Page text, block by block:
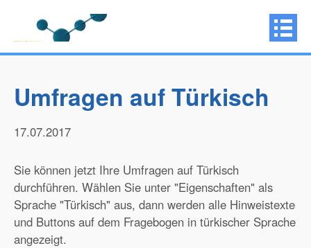
Umfragen auf Türkisch
17.07.2017
Sie können jetzt Ihre Umfragen auf Türkisch
durchführen. Wählen Sie unter "Eigenschaften" als
Sprache "Türkisch" aus, dann werden alle Hinweistexte
und Buttons auf dem Fragebogen in türkischer Sprache
angezeigt.